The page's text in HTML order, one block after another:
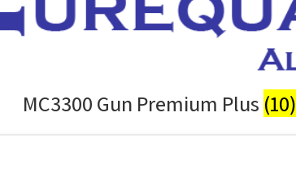
MC3300 Gun Premium Plus (10)